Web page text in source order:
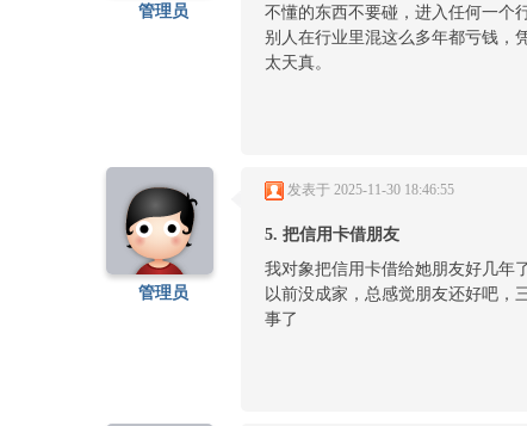
管理员
不懂的东西不要碰，进入任何一个
别人在行业里混这么多年都亏钱，
太天真。
管理员
发表于 2025-11-30 18:46:55
5. 把信用卡借朋友
我对象把信用卡借给她朋友好几年
以前没成家，总感觉朋友还好吧，
事了